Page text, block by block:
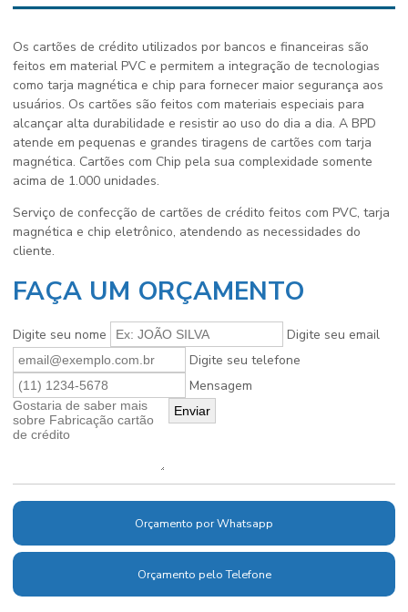
Os cartões de crédito utilizados por bancos e financeiras são
feitos em material PVC e permitem a integração de tecnologias
como tarja magnética e chip para fornecer maior segurança aos
usuários. Os cartões são feitos com materiais especiais para
alcançar alta durabilidade e resistir ao uso do dia a dia. A BPD
atende em pequenas e grandes tiragens de cartões com tarja
magnética. Cartões com Chip pela sua complexidade somente
acima de 1.000 unidades.
Serviço de confecção de cartões de crédito feitos com PVC, tarja
magnética e chip eletrônico, atendendo as necessidades do
cliente.
FAÇA UM ORÇAMENTO
Digite seu nome
Digite seu email
Digite seu telefone
Mensagem
Orçamento por Whatsapp
Orçamento pelo Telefone